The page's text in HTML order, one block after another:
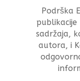
Podrška
sadržaja,
autora, i